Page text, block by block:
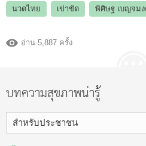
นวดไทย
เข่าขัด พิศิษฐ เบญจมง
อ่าน 5,887 ครั้ง
บทความสุขภาพน่ารู้
สำหรับประชาชน